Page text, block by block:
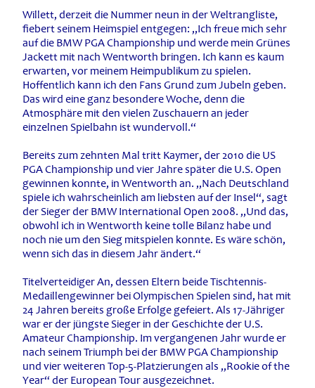
Willett, derzeit die Nummer neun in der Weltrangliste,
fiebert seinem Heimspiel entgegen: „Ich freue mich sehr
auf die BMW PGA Championship und werde mein Grünes
Jackett mit nach Wentworth bringen. Ich kann es kaum
erwarten, vor meinem Heimpublikum zu spielen.
Hoffentlich kann ich den Fans Grund zum Jubeln geben.
Das wird eine ganz besondere Woche, denn die
Atmosphäre mit den vielen Zuschauern an jeder
einzelnen Spielbahn ist wundervoll.“
Bereits zum zehnten Mal tritt Kaymer, der 2010 die US
PGA Championship und vier Jahre später die U.S. Open
gewinnen konnte, in Wentworth an. „Nach Deutschland
spiele ich wahrscheinlich am liebsten auf der Insel“, sagt
der Sieger der BMW International Open 2008. „Und das,
obwohl ich in Wentworth keine tolle Bilanz habe und
noch nie um den Sieg mitspielen konnte. Es wäre schön,
wenn sich das in diesem Jahr ändert.“
Titelverteidiger An, dessen Eltern beide Tischtennis-
Medaillengewinner bei Olympischen Spielen sind, hat mit
24 Jahren bereits große Erfolge gefeiert. Als 17-Jähriger
war er der jüngste Sieger in der Geschichte der U.S.
Amateur Championship. Im vergangenen Jahr wurde er
nach seinem Triumph bei der BMW PGA Championship
und vier weiteren Top-5-Platzierungen als „Rookie of the
Year“ der European Tour ausgezeichnet.